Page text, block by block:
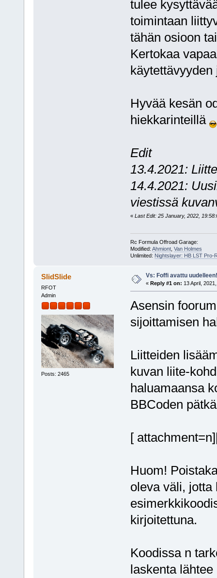
tulee
toimintaan
tähän osioon
Kertokaa
Hyvää kesän
hiekkarinteillä
Edit
13.4.2021:
14.4.2021:
viestissä
« Last Edit: 25 January, 2022,
Rc Formula Offroad Garage:
Modified: Ahmiont, Van Holmes
Unlimited: Nightslayer: HB LST Pro-
SlidSlide
RFOT
Admin
Posts: 2465
Vs: Foffi avattu uudelleen!
« Reply #1 on: 13 April,
Asensin
sijoittamisen
Liitteiden
kuvan liite-
haluamaansa
BBCoden
[
Huom!
oleva väli, jotta
kirjoitettuna.
Koodissa n
laskenta